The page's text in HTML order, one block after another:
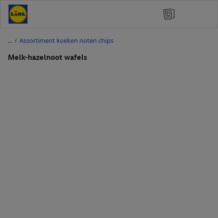
/ Assortiment koeken noten chips
Melk-hazelnoot wafels